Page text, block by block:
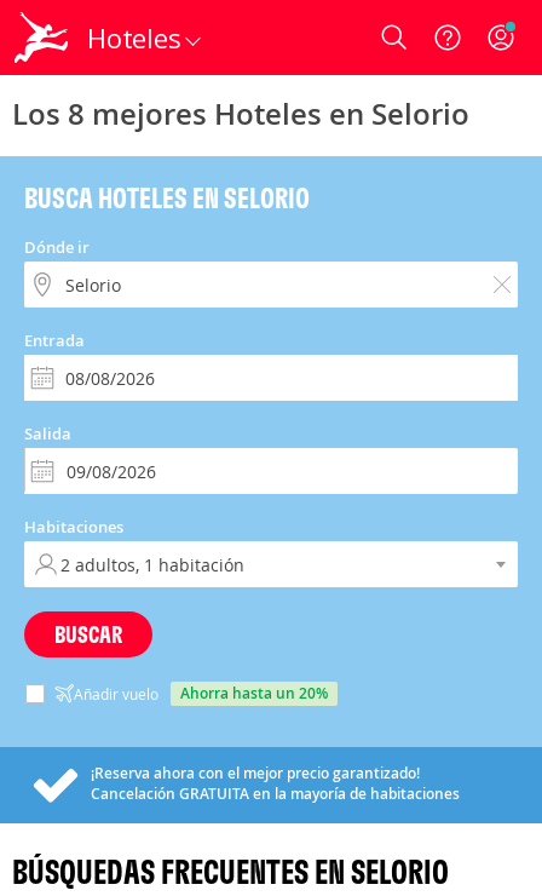
Hoteles Login
Los 8 mejores Hoteles en Selorio
BUSCA HOTELES EN SELORIO
Dónde ir
Entrada
Salida
Habitaciones
BUSCAR
Añadir vuelo ahorra hasta un 20%
¡Reserva ahora con el mejor precio garantizado!
Cancelación GRATUITAen la mayoría de habitaciones
BÚSQUEDAS FRECUENTES EN SELORIO